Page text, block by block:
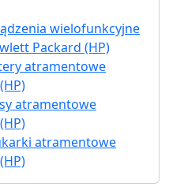
wielofunkcyjne
Packard (HP)
atramentowe
atramentowe
atramentowe